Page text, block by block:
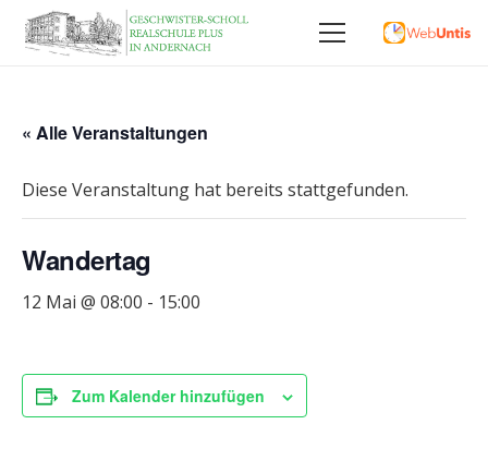
« Alle Veranstaltungen
Diese Veranstaltung hat bereits stattgefunden.
Wandertag
12 Mai @ 08:00 - 15:00
Zum Kalender hinzufügen